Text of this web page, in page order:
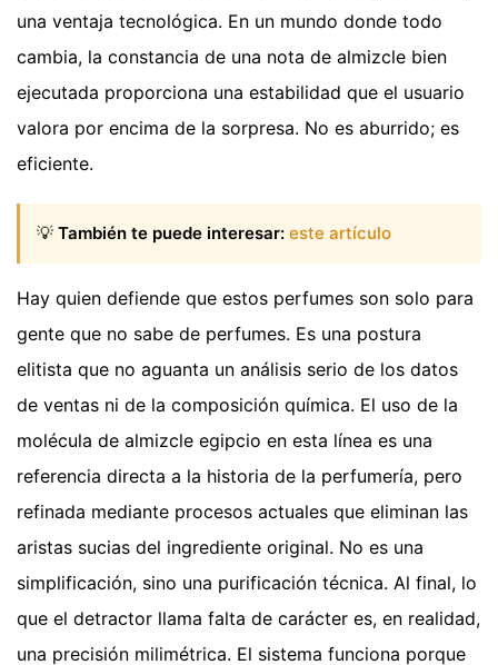
una ventaja tecnológica. En un mundo donde todo
cambia, la constancia de una nota de almizcle bien
ejecutada proporciona una estabilidad que el usuario
valora por encima de la sorpresa. No es aburrido; es
eficiente.
💡 También te puede interesar: este artículo
Hay quien defiende que estos perfumes son solo para
gente que no sabe de perfumes. Es una postura
elitista que no aguanta un análisis serio de los datos
de ventas ni de la composición química. El uso de la
molécula de almizcle egipcio en esta línea es una
referencia directa a la historia de la perfumería, pero
refinada mediante procesos actuales que eliminan las
aristas sucias del ingrediente original. No es una
simplificación, sino una purificación técnica. Al final, lo
que el detractor llama falta de carácter es, en realidad,
una precisión milimétrica. El sistema funciona porque